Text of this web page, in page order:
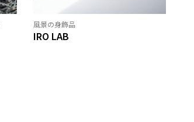
風景の身飾品
IRO LAB